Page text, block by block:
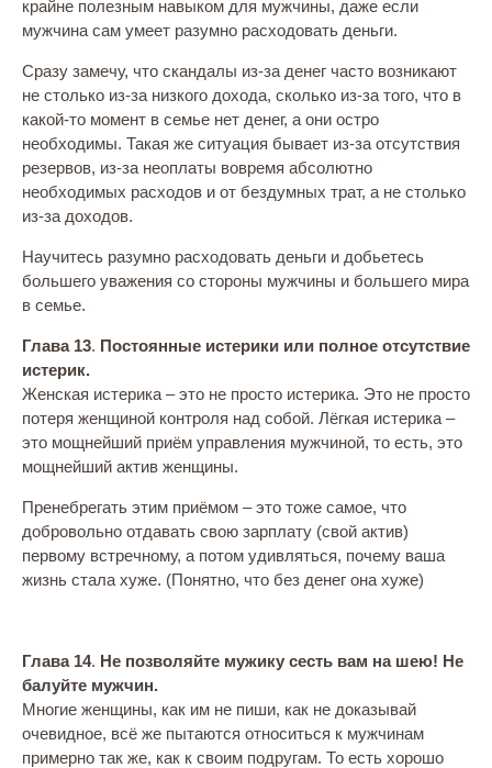
крайне полезным навыком для мужчины, даже если
мужчина сам умеет разумно расходовать деньги.
Сразу замечу, что скандалы из-за денег часто возникают
не столько из-за низкого дохода, сколько из-за того, что в
какой-то момент в семье нет денег, а они остро
необходимы. Такая же ситуация бывает из-за отсутствия
резервов, из-за неоплаты вовремя абсолютно
необходимых расходов и от бездумных трат, а не столько
из-за доходов.
Научитесь разумно расходовать деньги и добьетесь
большего уважения со стороны мужчины и большего мира
в семье.
Глава 13. Постоянные истерики или полное отсутствие
истерик.
Женская истерика – это не просто истерика. Это не просто
потеря женщиной контроля над собой. Лёгкая истерика –
это мощнейший приём управления мужчиной, то есть, это
мощнейший актив женщины.
Пренебрегать этим приёмом – это тоже самое, что
добровольно отдавать свою зарплату (свой актив)
первому встречному, а потом удивляться, почему ваша
жизнь стала хуже. (Понятно, что без денег она хуже)
Глава 14. Не позволяйте мужику сесть вам на шею! Не
балуйте мужчин.
Многие женщины, как им не пиши, как не доказывай
очевидное, всё же пытаются относиться к мужчинам
примерно так же, как к своим подругам. То есть хорошо